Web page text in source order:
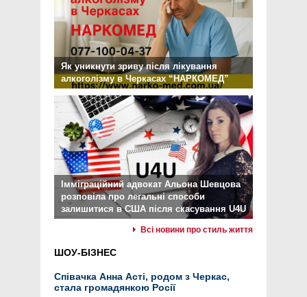
Як уникнути зриву після лікування
алкоголізму в Черкасах “НАРКОМЕД”
Імміграційний адвокат Альона Шевцова
розповіла про легальні способи
залишитися в США після скасування U4U
Всі новини про стиль життя
ШОУ-БІЗНЕС
Співачка Анна Асті, родом з Черкас,
стала громадянкою Росії